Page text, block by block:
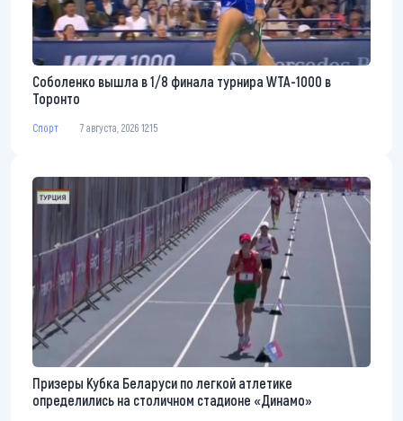
Соболенко вышла в 1/8 финала турнира WTA-1000 в
Торонто
Спорт 7 августа, 2026 12:15
Призеры Кубка Беларуси по легкой атлетике
определились на столичном стадионе «Динамо»